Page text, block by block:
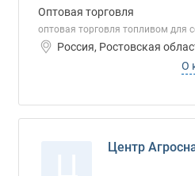
Оптовая торговля
оптовая торговля топливом для
Россия, Ростовская
О
Центр